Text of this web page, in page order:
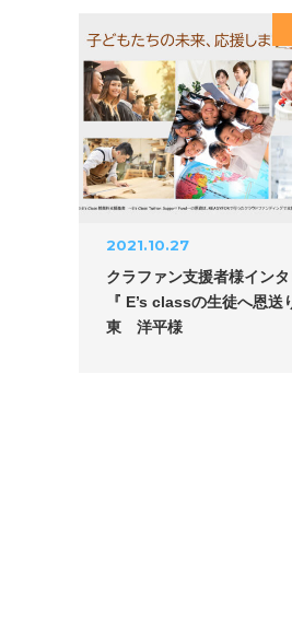
2021.10.27
クラファン支援者様イン
『 E’s classの生徒へ恩送
東 洋平様